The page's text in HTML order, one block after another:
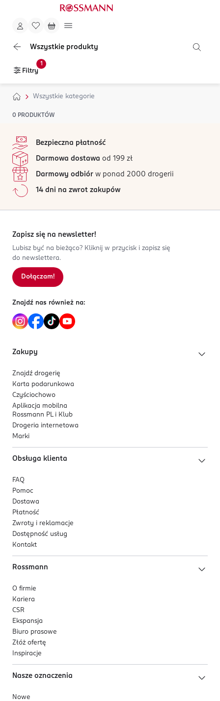
Wszystkie produkty
Filtry
1
Wszystkie kategorie
0 PRODUKTÓW
Bezpieczna płatność
Darmowa dostawa od 199 zł
Darmowy odbiór w ponad 2000 drogerii
14 dni na zwrot zakupów
Zapisz się na newsletter!
Lubisz być na bieżąco? Kliknij w przycisk i zapisz się
do newslettera.
Dołączam!
Znajdź nas również na:
Zakupy
Znajdź drogerię
Karta podarunkowa
Czyściochowo
Aplikacja mobilna
Rossmann PL i Klub
Drogeria internetowa
Marki
Obsługa klienta
FAQ
Pomoc
Dostawa
Płatność
Zwroty i reklamacje
Dostępność usług
Kontakt
Rossmann
O firmie
Kariera
CSR
Ekspansja
Biuro prasowe
Złóż ofertę
Inspiracje
Nasze oznaczenia
Nowe